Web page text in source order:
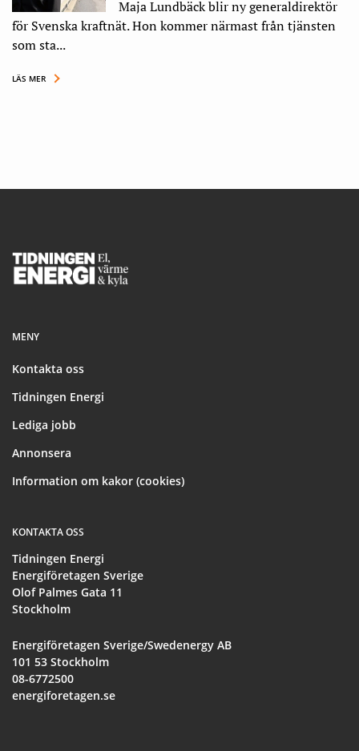
Maja Lundbäck blir ny generaldirektör
för Svenska kraftnät. Hon kommer närmast från tjänsten
som sta...
LÄS MER
Footer
MENY
Kontakta oss
Tidningen Energi
Lediga jobb
Annonsera
Information om kakor (cookies)
KONTAKTA OSS
Tidningen Energi
Energiföretagen Sverige
Olof Palmes Gata 11
Stockholm
Energiföretagen Sverige/Swedenergy AB
101 53 Stockholm
08-6772500
energiforetagen.se